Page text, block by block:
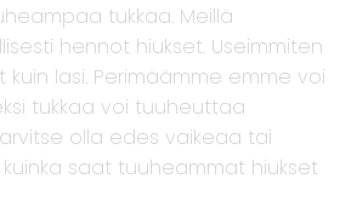
tukkaa. Meillä
hennot hiukset. Useimmiten
lasi. Perimäämme emme voi
tukkaa voi tuuheuttaa
olla edes vaikeaa tai
kuinka saat tuuheammat hiukset